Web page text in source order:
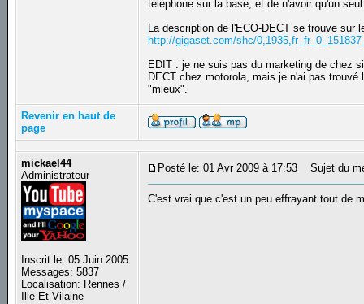
téléphone sur la base, et de n'avoir qu'un
La description de l'ECO-DECT se trouve sur
http://gigaset.com/shc/
EDIT : je ne suis pas du marketing de chez
DECT chez motorola, mais je n'ai pas
"mieux".
Revenir en haut de
page
mickael44
Administrateur
Inscrit le: 05 Juin 2005
Messages: 5837
Localisation: Rennes /
Ille Et Vilaine
Posté le: 01 Avr 2009 à 17:53 Sujet du
C'est vrai que c'est un peu effrayant tout de